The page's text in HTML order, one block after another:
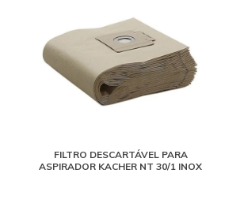
FILTRO DESCARTÁVEL PARA
ASPIRADOR KACHER NT 30/1 INOX